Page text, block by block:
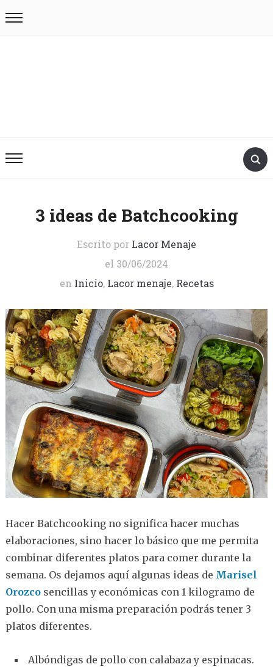
3 ideas de Batchcooking
Escrito por Lacor Menaje
el 30/06/2024
en Inicio, Lacor menaje, Recetas
Hacer Batchcooking no significa hacer muchas
elaboraciones, sino hacer lo básico que me permita
combinar diferentes platos para comer durante la
semana. Os dejamos aquí algunas ideas de Marisel
Orozcosencillas y económicas con 1 kilogramo de
pollo. Con una misma preparación podrás tener 3
platos diferentes.
Albóndigas de pollo con calabaza y espinacas.